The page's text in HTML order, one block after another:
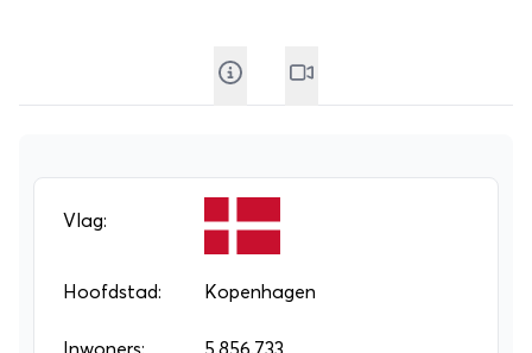
Hoofdstad Kopenhagen
Kopenhagen is in opkomst. De hippe hoofdstad
menig reiziger. Londen, Parijs, Rome en Barcelona
kennen we allemaal wel. Al heeft Kopenhagen
ook zeker iets herkenbaars. Zowel de stad als
Denemarken an sich heeft stiekem wel iets weg
Vlag:
Hoofdstad: Kopenhagen